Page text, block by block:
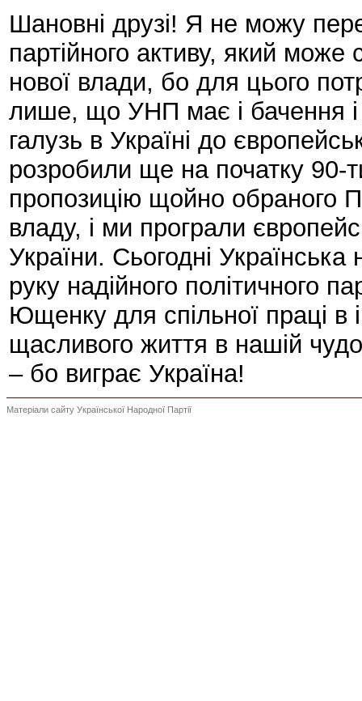
Шановні друзі! Я не можу
партійного активу, який
нової влади, бо для цього
лише, що УНП має і бачення і
галузь в Україні до
розробили ще на початку 90-
пропозицію щойно обраного
владу, і ми програли
України. Сьогодні
руку надійного політичного
Ющенку для спільної праці в
щасливого життя в нашій
– бо виграє Україна!
Матеріали сайту Української Народної Партії